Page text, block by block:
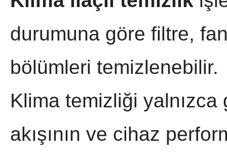
durumuna göre filtre,
bölümleri temizlenebilir.
Klima temizliği yalnızca
akışının ve cihaz